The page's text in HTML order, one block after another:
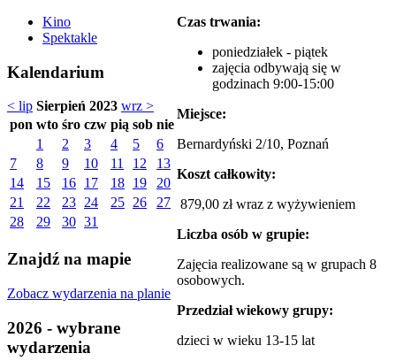
Kino
Spektakle
Kalendarium
< lip Sierpień 2023 wrz >
pon wto śro czw pią sob nie
1
2 3 4 5
6
7
8 9 10 11 12
13
14
15 16 17 18 19
20
21
22 23 24 25 26
27
28
29 30 31
Znajdź na mapie
Zobacz wydarzenia na planie
2026 - wybrane
wydarzenia
Czas trwania:
poniedziałek - piątek
zajęcia odbywają się w
godzinach 9:00-15:00
Miejsce:
Bernardyński 2/10, Poznań
Koszt całkowity:
879,00 zł wraz z wyżywieniem
Liczba osób w grupie:
Zajęcia realizowane są w grupach 8
osobowych.
Przedział wiekowy grupy:
dzieci w wieku 13-15 lat